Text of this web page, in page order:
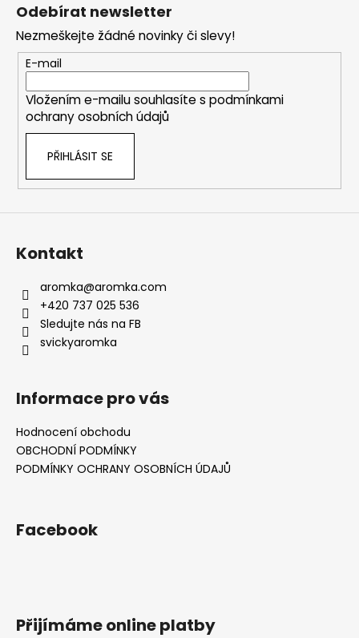
Odebírat newsletter
Nezmeškejte žádné novinky či slevy!
E-mail
Vložením e-mailu souhlasíte s podmínkami
ochrany osobních údajů
PŘIHLÁSIT SE
Kontakt
aromka@aromka.com
+420 737 025 536
Sledujte nás na FB
svickyaromka
Informace pro vás
Hodnocení obchodu
OBCHODNÍ PODMÍNKY
PODMÍNKY OCHRANY OSOBNÍCH ÚDAJŮ
Facebook
Přijímáme online platby